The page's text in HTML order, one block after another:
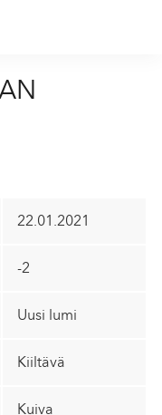
22.01.2021
-2
Uusi lumi
Kiiltävä
Kuiva